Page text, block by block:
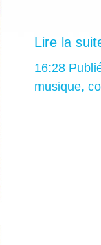
Lire la
16:28
musique,